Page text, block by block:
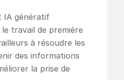
IA génératif
travail de première
à résoudre les
des informations
la prise de